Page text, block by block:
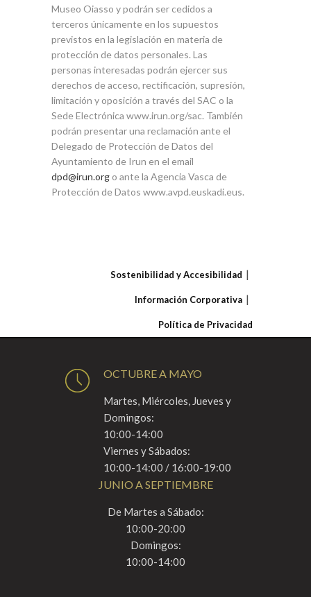
Museo Oiasso y podrán ser cedidos a
terceros únicamente en los supuestos
previstos en la legislación en materia de
protección de datos personales. Las
personas interesadas podrán ejercer sus
derechos de acceso, rectificación, supresión,
limitación y oposición a través del SAC o la
Sede Electrónica www.irun.org/sac. También
podrán presentar una reclamación ante el
Delegado de Protección de Datos del
Ayuntamiento de Irun en el email
dpd@irun.org o ante la Agencia Vasca de
Protección de Datos www.avpd.euskadi.eus.
Sostenibilidad y Accesibilidad
Información Corporativa
Política de Privacidad
OCTUBRE A MAYO
Martes, Miércoles, Jueves y
Domingos:
10:00-14:00
Viernes y Sábados:
10:00-14:00 / 16:00-19:00
JUNIO A SEPTIEMBRE
De Martes a Sábado:
10:00-20:00
Domingos:
10:00-14:00